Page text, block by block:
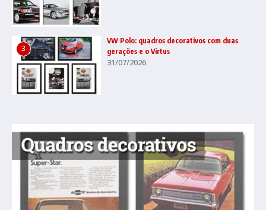
3
VW Polo: quadros decorativos com duas
gerações e o Virtus
31/07/2026